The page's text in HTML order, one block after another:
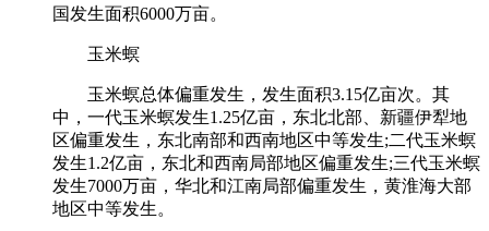
国发生面积6000万亩。
玉米螟
玉米螟总体偏重发生，发生面积3.15亿亩次。其
中，一代玉米螟发生1.25亿亩，东北北部、新疆伊犁地
区偏重发生，东北南部和西南地区中等发生;二代玉米螟
发生1.2亿亩，东北和西南局部地区偏重发生;三代玉米螟
发生7000万亩，华北和江南局部偏重发生，黄淮海大部
地区中等发生。